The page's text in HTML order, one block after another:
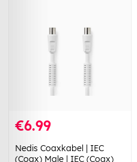
€6.99
Nedis Coaxkabel | IEC
(Coax) Male | IEC (Coax)